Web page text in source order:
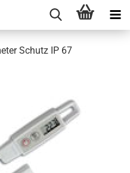
Schutz IP 67